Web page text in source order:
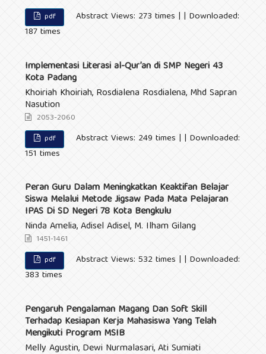
pdf
Abstract Views: 273 times | | Downloaded:
187 times
Implementasi Literasi al-Qur’an di SMP Negeri 43
Kota Padang
Khoiriah Khoiriah, Rosdialena Rosdialena, Mhd Sapran
Nasution
2053-2060
pdf
Abstract Views: 249 times | | Downloaded:
151 times
Peran Guru Dalam Meningkatkan Keaktifan Belajar
Siswa Melalui Metode Jigsaw Pada Mata Pelajaran
IPAS Di SD Negeri 78 Kota Bengkulu
Ninda Amelia, Adisel Adisel, M. Ilham Gilang
1451-1461
pdf
Abstract Views: 532 times | | Downloaded:
383 times
Pengaruh Pengalaman Magang Dan Soft Skill
Terhadap Kesiapan Kerja Mahasiswa Yang Telah
Mengikuti Program MSIB
Melly Agustin, Dewi Nurmalasari, Ati Sumiati